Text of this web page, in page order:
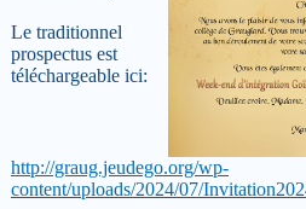
Le traditionnel
prospectus est
téléchargeable ici:
http://graug.jeudego.org/wp-
content/uploads/2024/07/